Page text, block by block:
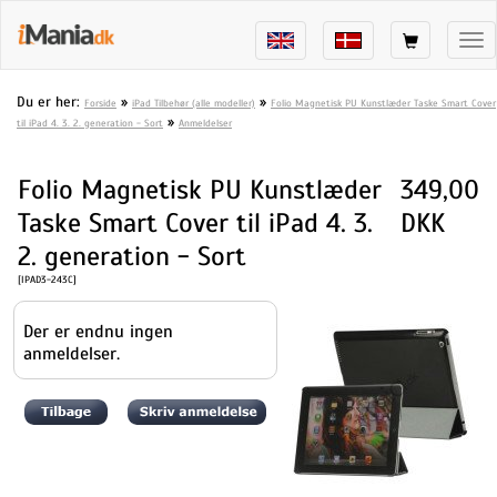
Du er her: Forside » iPad Tilbehør (alle modeller) » Folio Magnetisk PU Kunstlæder Taske Smart Cover
til iPad 4. 3. 2. generation - Sort » Anmeldelser
Folio Magnetisk PU Kunstlæder
Taske Smart Cover til iPad 4. 3.
2. generation - Sort
[IPAD3-243C]
349,00
DKK
Der er endnu ingen
anmeldelser.